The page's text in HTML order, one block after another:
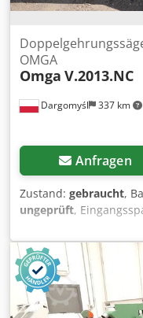
Dargomyśl 337 km
OMGA
Omga V.2013.NC
Anfragen
Zustand: gebraucht,
ungeprüft,
Drehstrom,
Sägeblattbohrung:
Zuführung OMGA